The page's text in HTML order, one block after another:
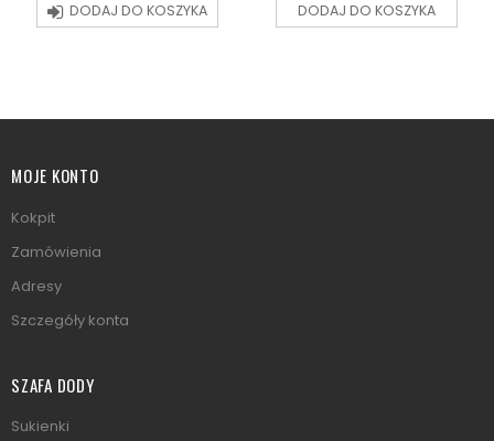
DODAJ DO KOSZYKA DODAJ DO KOSZYKA
MOJE KONTO
Kokpit
Zamówienia
Adresy
Szczegóły konta
SZAFA DODY
Sukienki